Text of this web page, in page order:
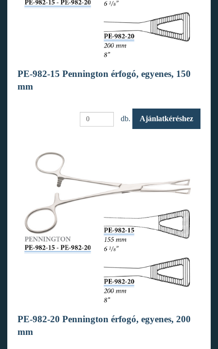
PE-982-15 Pennington érfogó, egyenes, 150
mm
db. Ajánlatkéréshez
PE-982-20 Pennington érfogó, egyenes, 200
mm